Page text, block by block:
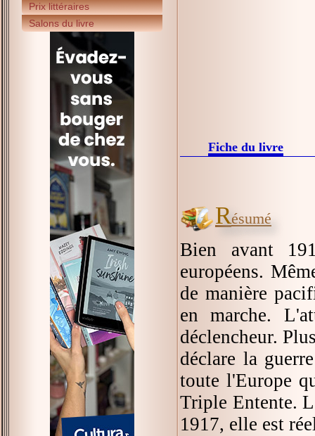
Prix littéraires
Salons du livre
Fiche du livre
Résumé
Bien avant
européens.
de manière
en marche.
déclencheur.
déclare la
toute l'Europe
Triple Entente.
1917, elle est